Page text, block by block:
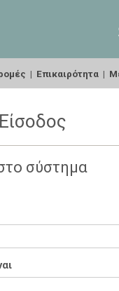
| Επικαιρότητα |
σύστημα